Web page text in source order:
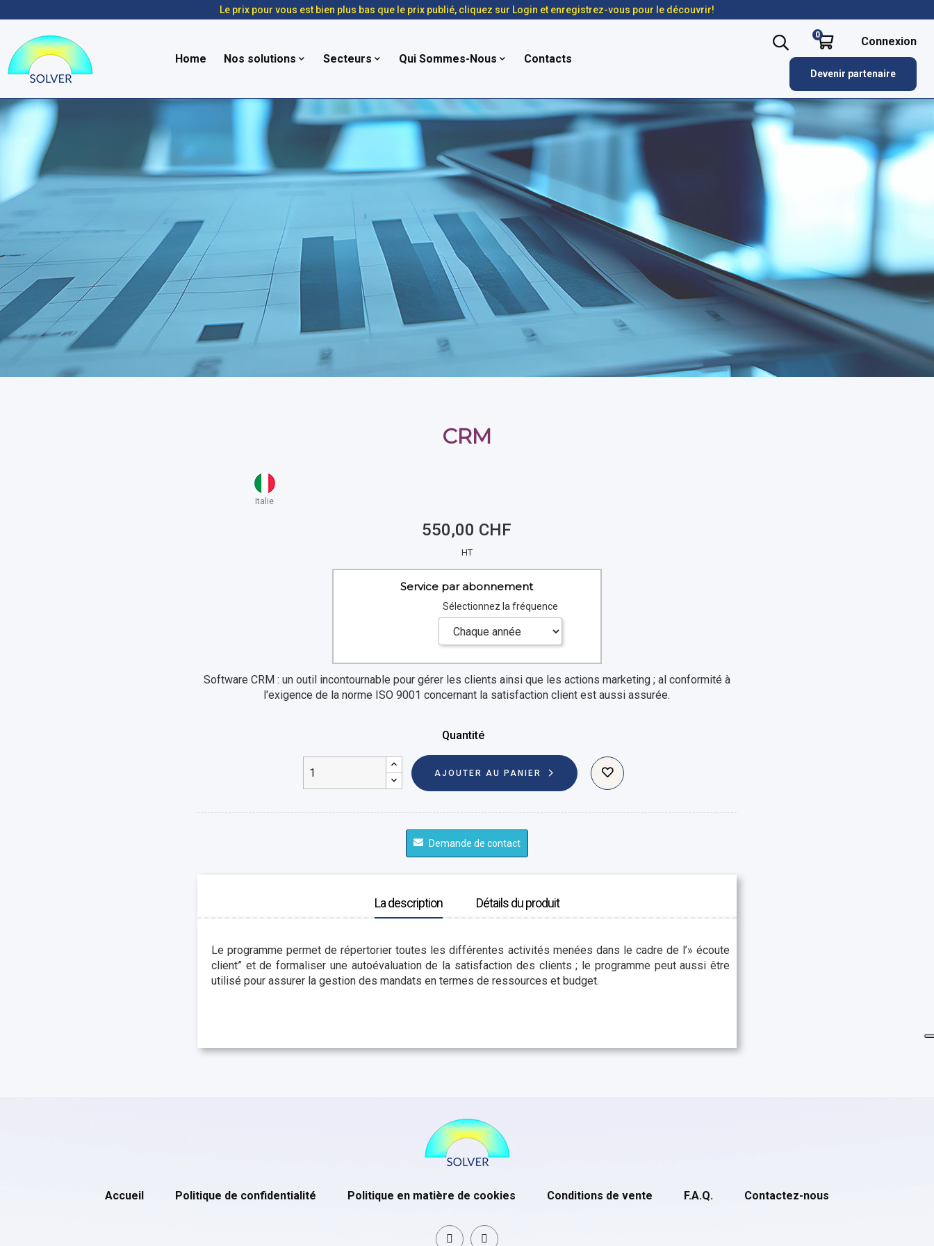
Le prix pour vous est bien plus bas que le prix publié, cliquez sur Login et enregistrez-vous pour le découvrir!
Home Nos solutions Secteurs Qui Sommes-Nous Contacts
0 Connexion
Devenir partenaire
CRM
Italie
550,00 CHF
HT
Service par abonnement
Sélectionnez la fréquence
Software CRM : un outil incontournable pour gérer les clients ainsi que les actions marketing ; al conformité à
l'exigence de la norme ISO 9001 concernant la satisfaction client est aussi assurée.
Quantité
AJOUTER AU PANIER
Demande de contact
La description Détails du produit
Le programme permet de répertorier toutes les différentes activités menées dans le cadre de l’» écoute
client” et de formaliser une autoévaluation de la satisfaction des clients ; le programme peut aussi être
utilisé pour assurer la gestion des mandats en termes de ressources et budget.
Accueil Politique de confidentialité Politique en matière de cookies Conditions de vente F.A.Q. Contactez-nous